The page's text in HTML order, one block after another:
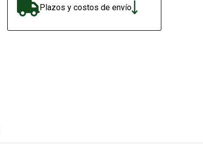
Plazos y costos de envío